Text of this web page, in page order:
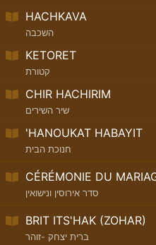
HACHKAVA
השכבה
KETORET
קטורת
CHIR HACHIRIM
שיר השירים
'HANOUKAT HABAYIT
חנוכת הבית
CÉRÉMONIE DU
סדר אירוסין ונישואין
BRIT ITS'HAK (ZOHAR)
ברית יצחק -זוהר